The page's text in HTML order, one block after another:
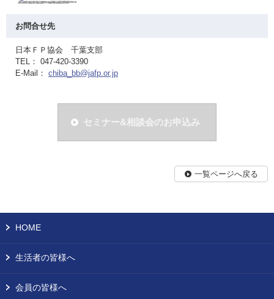
お問合せ先
日本ＦＰ協会 千葉支部
TEL： 047-420-3390
E-Mail： chiba_bb@jafp.or.jp
セミナー&相談会のお申込み
一覧ページへ戻る
HOME
生活者の皆様へ
会員の皆様へ